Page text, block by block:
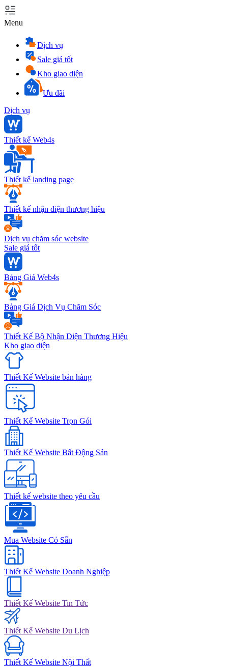
Menu
Dịch vụ
Sale giá tốt
Kho giao diện
Ưu đãi
Dịch vụ
Thiết kế Web4s
Thiết kế landing page
Thiết kế nhận diện thương hiệu
Dịch vụ chăm sóc website
Sale giá tốt
Bảng Giá Web4s
Bảng Giá Dịch Vụ Chăm Sóc
Thiết Kế Bộ Nhận Diện Thương Hiệu
Kho giao diện
Thiết Kế Website bán hàng
Thiết Kế Website Trọn Gói
Thiết Kế Website Bất Động Sản
Thiết kế website theo yêu cầu
Mua Website Có Sẵn
Thiết Kế Website Doanh Nghiệp
Thiết Kế Website Tin Tức
Thiết Kế Website Du Lịch
Thiết Kế Website Nội Thất